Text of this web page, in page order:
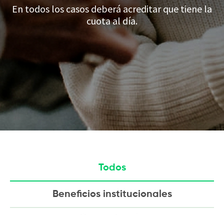
Actividades
Contacto
En todos los casos deberá acreditar que tiene la
cuota al día.
Todos
Beneficios institucionales